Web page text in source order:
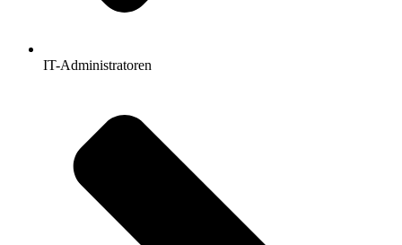
IT-Administratoren